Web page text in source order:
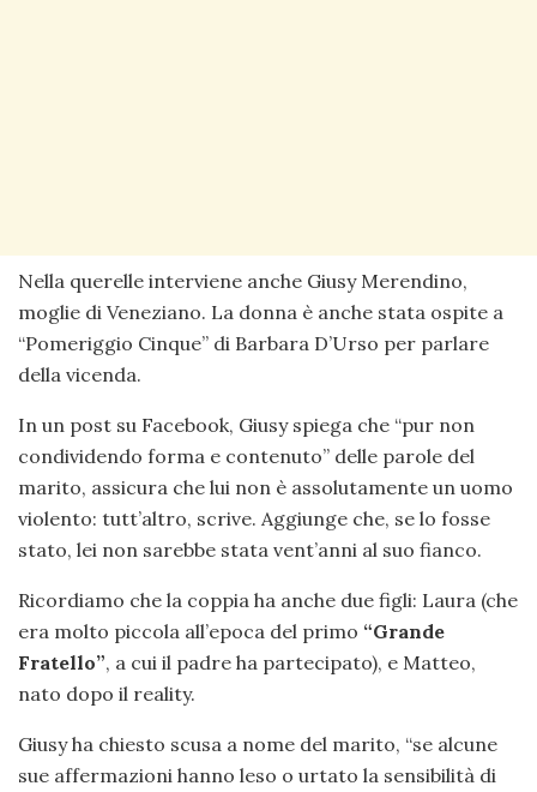
Nella querelle interviene anche Giusy Merendino,
moglie di Veneziano. La donna è anche stata ospite a
“Pomeriggio Cinque” di Barbara D’Urso per parlare
della vicenda.
In un post su Facebook, Giusy spiega che “pur non
condividendo forma e contenuto” delle parole del
marito, assicura che lui non è assolutamente un uomo
violento: tutt’altro, scrive. Aggiunge che, se lo fosse
stato, lei non sarebbe stata vent’anni al suo fianco.
Ricordiamo che la coppia ha anche due figli: Laura (che
era molto piccola all’epoca del primo “Grande
Fratello”, a cui il padre ha partecipato), e Matteo,
nato dopo il reality.
Giusy ha chiesto scusa a nome del marito, “se alcune
sue affermazioni hanno leso o urtato la sensibilità di